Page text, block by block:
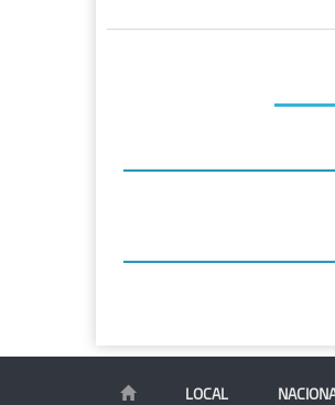
LOCAL